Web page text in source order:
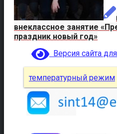
внеклассное занятие
праздник новый год»
Версия сайта
температурный режим